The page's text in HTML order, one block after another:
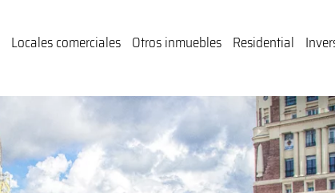
Locales comerciales Otros inmuebles Residential